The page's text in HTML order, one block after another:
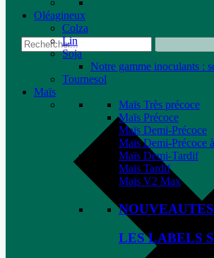
Oléagineux
Colza
Lin
Soja
Notre gamme inoculants :
Tournesol
Maïs
Maïs Très précoce
Maïs Précoce
Maïs Demi-Précoce
Maïs Demi-Précoce
Maïs Demi-Tardif
Maïs Tardif
Maïs V2 Max
NOUVEAUTES
LES LABELS